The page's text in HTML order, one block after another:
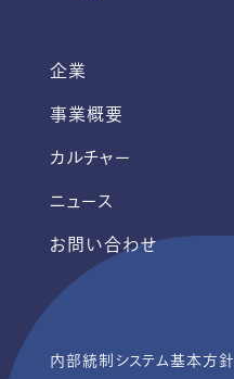
企業
事業概要
カルチャー
ニュース
お問い合わせ
内部統制システム基本方針